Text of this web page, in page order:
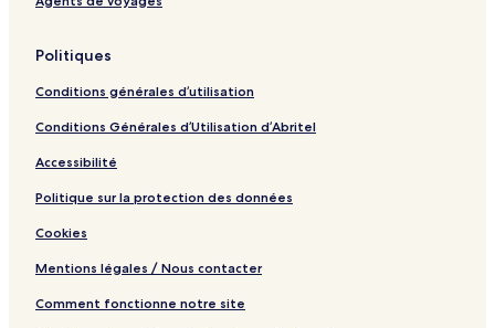
Politiques
Conditions générales d’utilisation
Conditions Générales d’Utilisation d’Abritel
Accessibilité
Politique sur la protection des données
Cookies
Mentions légales / Nous contacter
Comment fonctionne notre site